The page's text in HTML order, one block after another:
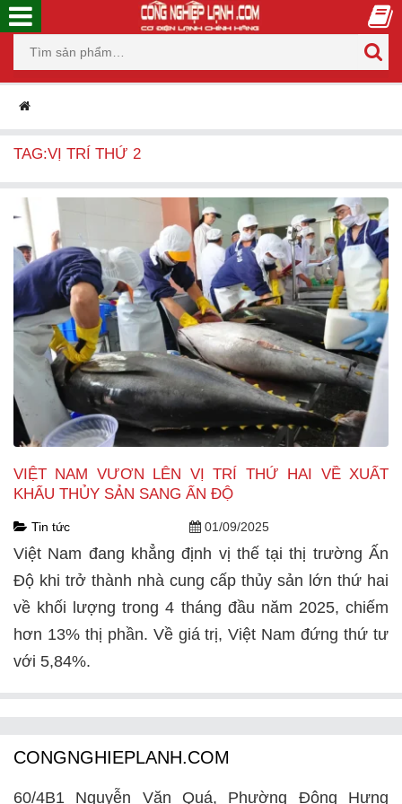
TAG:VỊ TRÍ THỨ 2
VIỆT NAM VƯƠN LÊN VỊ TRÍ THỨ HAI VỀ XUẤT
KHẨU THỦY SẢN SANG ẤN ĐỘ
Tin tức 01/09/2025
Việt Nam đang khẳng định vị thế tại thị trường Ấn
Độ khi trở thành nhà cung cấp thủy sản lớn thứ hai
về khối lượng trong 4 tháng đầu năm 2025, chiếm
hơn 13% thị phần. Về giá trị, Việt Nam đứng thứ tư
với 5,84%.
CONGNGHIEPLANH.COM
60/4B1 Nguyễn Văn Quá, Phường Đông Hưng